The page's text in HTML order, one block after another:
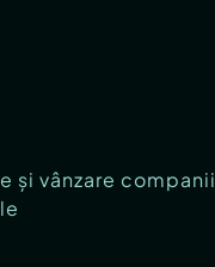
și vânzare companii